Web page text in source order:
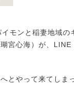
モンと稲妻地域の
宮心海）が、
とやって来てしま